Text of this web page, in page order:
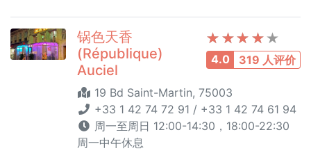
4.0 319 人评价
锅色天香
(République)
Auciel
19 Bd Saint-Martin, 75003
+33 1 42 74 72 91 / +33 1 42 74 61 94
周一至周日 12:00-14:30，18:00-22:30
周一中午休息